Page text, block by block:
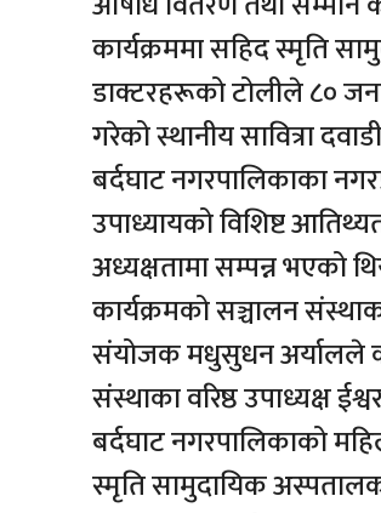
‎कार्यक्रममा सहिद स्मृति
डाक्टरहरूको टोलीले ८०
गरेको स्थानीय सावित्रा
‎बर्दघाट नगरपालिकाका
उपाध्यायको विशिष्ट
अध्यक्षतामा सम्पन्न भएको
‎कार्यक्रमको सञ्चालन
संयोजक मधुसुधन अर्यालले
‎संस्थाका वरिष्ठ उपाध्यक्ष
बर्दघाट नगरपालिकाको
स्मृति सामुदायिक